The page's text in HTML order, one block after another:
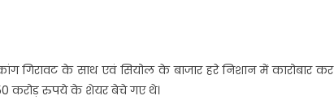
गिरावट के साथ एवं सियोल के बाजार हरे निशान में कारोबार कर
करोड़ रुपये के शेयर बेचे गए थे।